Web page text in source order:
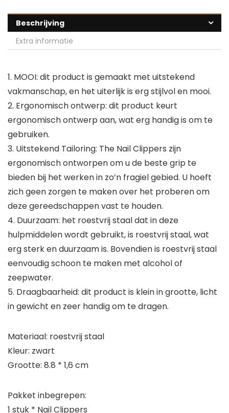
Beschrijving
Extra informatie
1. MOOI: dit product is gemaakt met uitstekend
vakmanschap, en het uiterlijk is erg stijlvol en mooi.
2. Ergonomisch ontwerp: dit product keurt
ergonomisch ontwerp aan, wat erg handig is om te
gebruiken.
3. Uitstekend Tailoring: The Nail Clippers zijn
ergonomisch ontworpen om u de beste grip te
bieden bij het werken in zo’n fragiel gebied. U hoeft
zich geen zorgen te maken over het proberen om
deze gereedschappen vast te houden.
4. Duurzaam: het roestvrij staal dat in deze
hulpmiddelen wordt gebruikt, is roestvrij staal, wat
erg sterk en duurzaam is. Bovendien is roestvrij staal
eenvoudig schoon te maken met alcohol of
zeepwater.
5. Draagbaarheid: dit product is klein in grootte, licht
in gewicht en zeer handig om te dragen.
Materiaal: roestvrij staal
Kleur: zwart
Grootte: 8.8 * 1,6 cm
Pakket inbegrepen:
1 stuk * Nail Clippers